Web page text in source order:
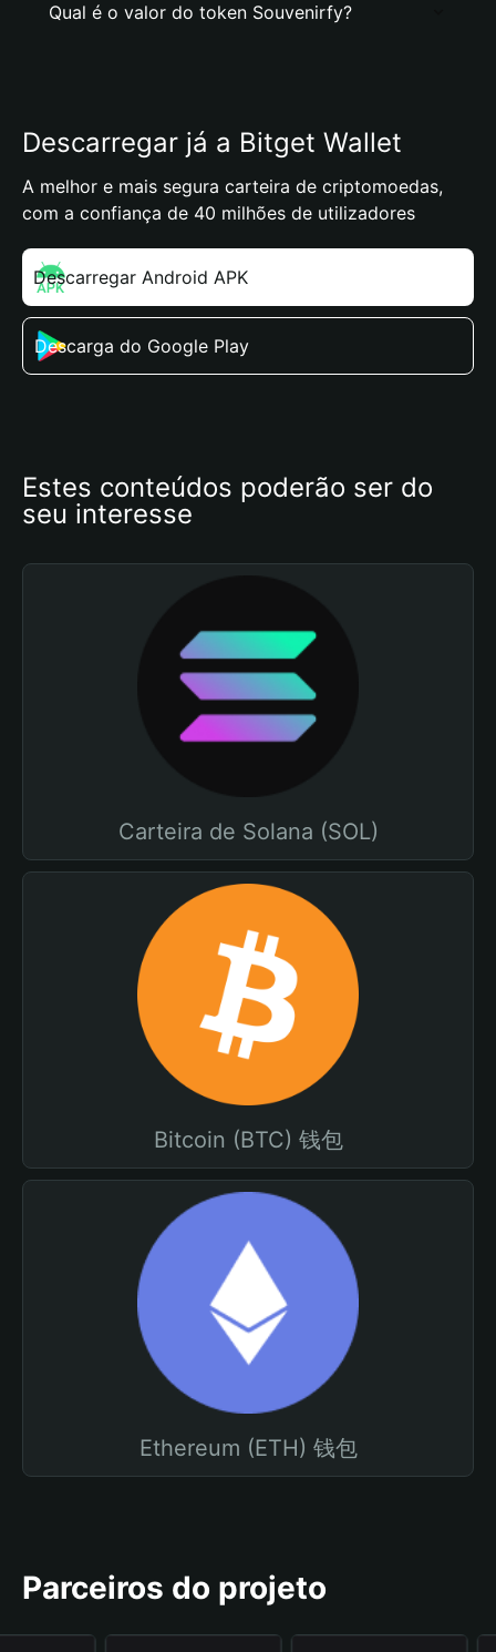
Qual é o valor do token Souvenirfy?
Descarregar já a Bitget Wallet
A melhor e mais segura carteira de criptomoedas,
com a confiança de 40 milhões de utilizadores
Descarregar Android APK
Descarga do Google Play
Estes conteúdos poderão ser do
seu interesse
Carteira de Solana (SOL)
Bitcoin (BTC) 钱包
Ethereum (ETH) 钱包
Parceiros do projeto